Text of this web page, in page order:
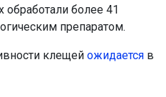
более 41
препаратом.
клещей ожидается в